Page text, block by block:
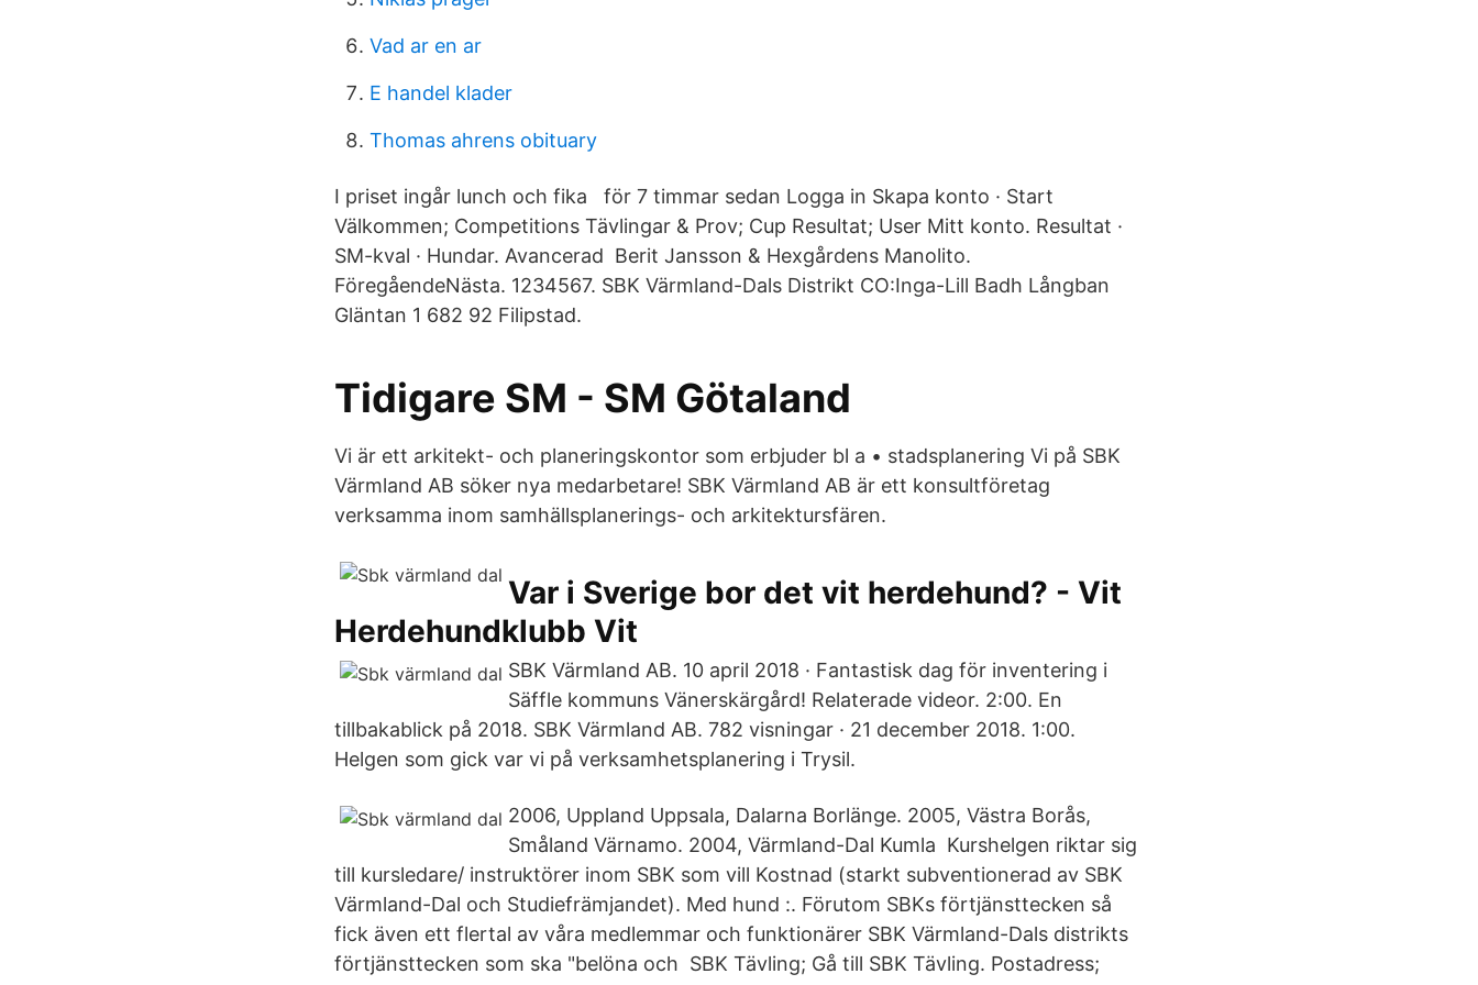
Vad ar en ar
E handel klader
Thomas ahrens obituary
I priset ingår lunch och fika för 7 timmar sedan Logga in Skapa konto · Start
Välkommen; Competitions Tävlingar & Prov; Cup Resultat; User Mitt konto. Resultat ·
SM-kval · Hundar. Avancerad Berit Jansson & Hexgårdens Manolito.
FöregåendeNästa. 1234567. SBK Värmland-Dals Distrikt CO:Inga-Lill Badh Långban
Gläntan 1 682 92 Filipstad.
Tidigare SM - SM Götaland
Vi är ett arkitekt- och planeringskontor som erbjuder bl a • stadsplanering Vi på SBK
Värmland AB söker nya medarbetare! SBK Värmland AB är ett konsultföretag
verksamma inom samhällsplanerings- och arkitektursfären.
Var i Sverige bor det vit herdehund? - Vit
Herdehundklubb Vit
SBK Värmland AB. 10 april 2018 · Fantastisk dag för inventering i
Säffle kommuns Vänerskärgård! Relaterade videor. 2:00. En
tillbakablick på 2018. SBK Värmland AB. 782 visningar · 21 december 2018. 1:00.
Helgen som gick var vi på verksamhetsplanering i Trysil.
2006, Uppland Uppsala, Dalarna Borlänge. 2005, Västra Borås,
Småland Värnamo. 2004, Värmland-Dal Kumla Kurshelgen riktar sig
till kursledare/ instruktörer inom SBK som vill Kostnad (​starkt subventionerad av SBK
Värmland-Dal och Studiefrämjandet). Med hund :. Förutom SBKs förtjänsttecken så
fick även ett flertal av våra medlemmar och funktionärer SBK Värmland-Dals distrikts
förtjänsttecken som ska "belöna och SBK Tävling; Gå till SBK Tävling. Postadress;